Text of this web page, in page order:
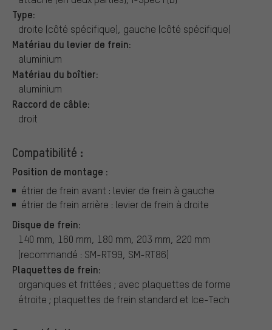
Type:
droite (côté spécifique), gauche (côté spécifique)
Matériau du levier de frein:
aluminium
Matériau du boîtier:
aluminium
Raccord de câble:
droit
Compatibilité :
Position de montage :
étrier de frein avant : levier de frein à gauche
étrier de frein arrière : levier de frein à droite
Disque de frein:
140 mm, 160 mm, 180 mm, 203 mm, 220 mm
(recommandé : SM-RT99, SM-RT86)
Plaquettes de frein:
organiques et frittées ; avec plaquettes de forme
étroite ; plaquettes de frein standard et Ice-Tech